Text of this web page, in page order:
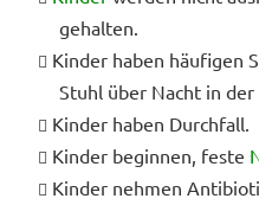
gehalten.
Kinder haben häufigen
Stuhl über Nacht in
Kinder haben Durchfall.
Kinder beginnen, feste
Kinder nehmen